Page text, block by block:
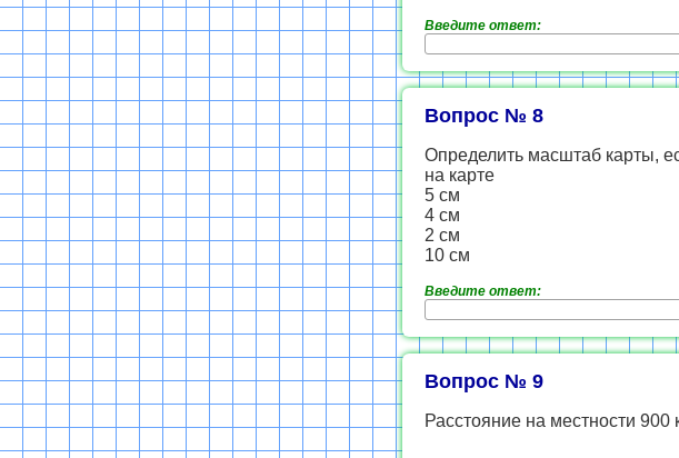
Введите ответ:
Вопрос № 8
Определить масштаб карты,
на карте
5 см
4 см
2 см
10 см
Введите ответ:
Вопрос № 9
Расстояние на местности